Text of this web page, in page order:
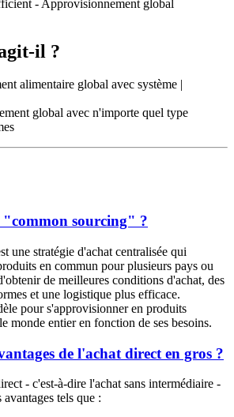
il ?
alimentaire global avec système |
"common sourcing" ?
une stratégie d'achat centralisée qui
en commun pour plusieurs pays ou
de meilleures conditions d'achat, des
et une logistique plus efficace.
pour s'approvisionner en produits
monde entier en fonction de ses besoins.
de l'achat direct en gros ?
- c'est-à-dire l'achat sans intermédiaire -
tels que :